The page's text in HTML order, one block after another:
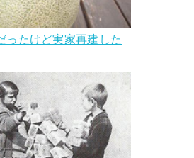
ったけど実家再建した